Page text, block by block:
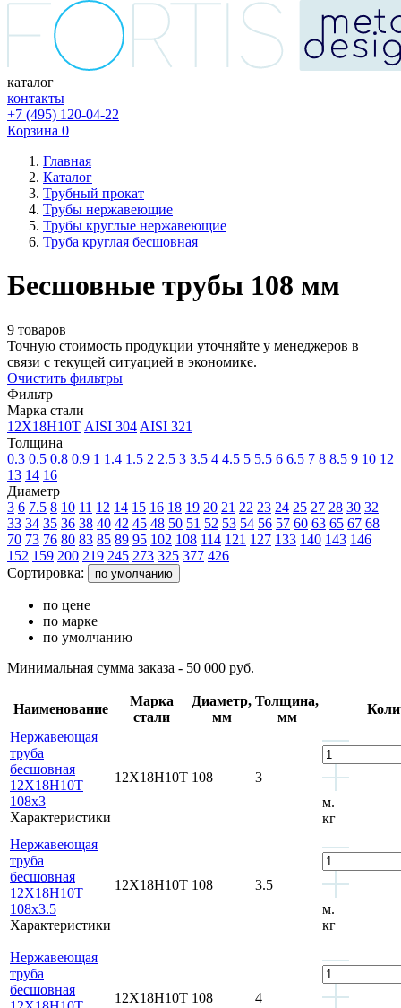
каталог
контакты
+7 (495) 120-04-22
Корзина 0
Главная
Каталог
Трубный прокат
Трубы нержавеющие
Трубы круглые нержавеющие
Труба круглая бесшовная
Бесшовные трубы 108 мм
9 товаров
Точную стоимость продукции уточняйте у менеджеров в
связи с текущей ситуацией в экономике.
Очистить фильтры
Фильтр
Марка стали
12Х18Н10Т AISI 304 AISI 321
Толщина
0.3 0.5 0.8 0.9 1 1.4 1.5 2 2.5 3 3.5 4 4.5 5 5.5 6 6.5 7 8 8.5 9 10 12
13 14 16
Диаметр
3 6 7.5 8 10 11 12 14 15 16 18 19 20 21 22 23 24 25 27 28 30 32
33 34 35 36 38 40 42 45 48 50 51 52 53 54 56 57 60 63 65 67 68
70 73 76 80 83 85 89 95 102 108 114 121 127 133 140 143 146
152 159 200 219 245 273 325 377 426
Сортировка:
по умолчанию
по цене
по марке
по умолчанию
Минимальная сумма заказа - 50 000 руб.
Наименование
Марка
стали
Диаметр,
мм
Толщина,
мм
Нержавеющая
труба
бесшовная
12Х18Н10Т
108x3
Характеристики
12Х18Н10Т 108
3
м.
кг
Нержавеющая
труба
бесшовная
12Х18Н10Т
108x3.5
Характеристики
12Х18Н10Т 108
3.5
м.
кг
Нержавеющая
труба
бесшовная
12Х18Н10Т 108 4